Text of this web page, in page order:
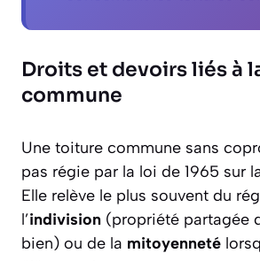
Droits et devoirs liés à
commune
Une toiture commune sans
pas régie par la loi de 1965 sur
Elle relève le plus souvent du
l’indivision (propriété partagée
bien) ou de la mitoyenneté